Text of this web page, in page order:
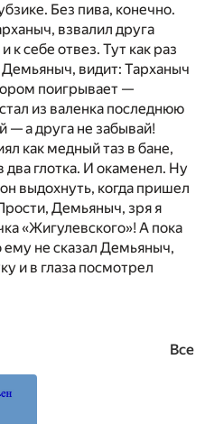
Без пива, конечно.
взвалил друга
к себе отвез. Тут как раз
Демьяныч, видит: Тарханыч
поигрывает —
из валенка последнюю
— а друга не забывай!
как медный таз в бане,
два глотка. И окаменел. Ну
выдохнуть, когда пришел
Демьяныч, зря я
«Жигулевского»! А пока
не сказал Демьяныч,
и в глаза посмотрел
Все